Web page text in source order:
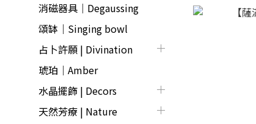
消磁器具｜Degaussing
頌缽｜Singing bowl
占卜許願 | Divination
琥珀｜Amber
水晶擺飾 | Decors
天然芳療 | Nature